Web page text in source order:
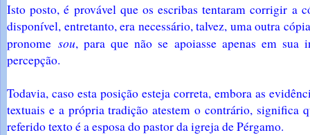
Isto posto, é provável que os escribas tentaram corrigir a
disponível, entretanto, era necessário, talvez, uma outra
pronomesou, para que não se apoiasse apenas em sua
percepção.
Todavia, caso esta posição esteja correta, embora as
textuais e a própria tradição atestem o contrário, significa
referido texto é a esposa do pastor da igreja de Pérgamo.